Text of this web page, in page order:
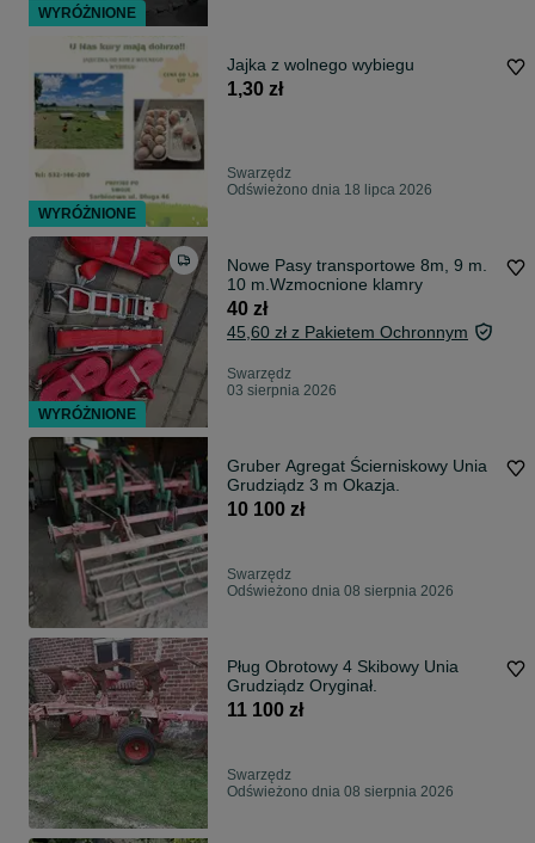
Jajka z wolnego wybiegu
1,30 zł
Swarzędz
Odświeżono dnia 18 lipca 2026
Nowe Pasy transportowe 8m, 9 m.
10 m.Wzmocnione klamry
40 zł
45,60 zł z Pakietem Ochronnym
Swarzędz
03 sierpnia 2026
Gruber Agregat Ścierniskowy Unia
Grudziądz 3 m Okazja.
10 100 zł
Swarzędz
Odświeżono dnia 08 sierpnia 2026
Pług Obrotowy 4 Skibowy Unia
Grudziądz Oryginał.
11 100 zł
Swarzędz
Odświeżono dnia 08 sierpnia 2026
WYRÓŻNIONE
WYRÓŻNIONE
WYRÓŻNIONE